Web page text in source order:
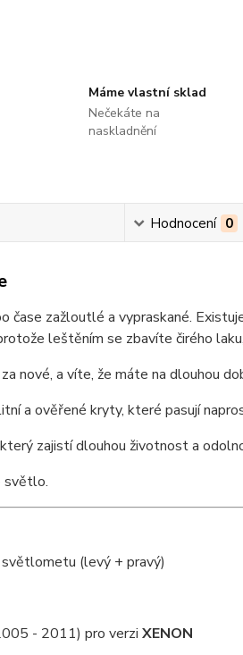
Máme vlastní sklad
Nečekáte na
naskladnění
Hodnocení 0
čase zažloutlé a vypraskané.
leštěním se zbavíte čirého
nové, a víte, že máte na dlouhou
a ověřené kryty, které pasují
zajistí dlouhou životnost a
světlo.
(levý + pravý)
- 2011) pro verzi XENON